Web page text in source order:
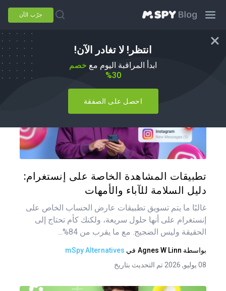
جرّب الآن
انتظر! لا تغادر الآن!
ابدأ المراقبة اليوم مع خصم
30%
احصل على الصفقة
بدائل mSpy
تطبيقات المشاهدة الخاصة على إنستغرام:
دليل السلامة للآباء والأمهات
غالبًا ما يتم تسويق تطبيقات عارض الحساب الخاص على
إنستغرام على أنها حلول سريعة، ولكنك كأم تحتاج إلى
الحقيقة وليس الضجيج. مع ما يقرب من 84%...
بواسطة Agnes W Linn في mSpy Alternatives
08 يوليو, 2026 تم التحديث بتاريخ